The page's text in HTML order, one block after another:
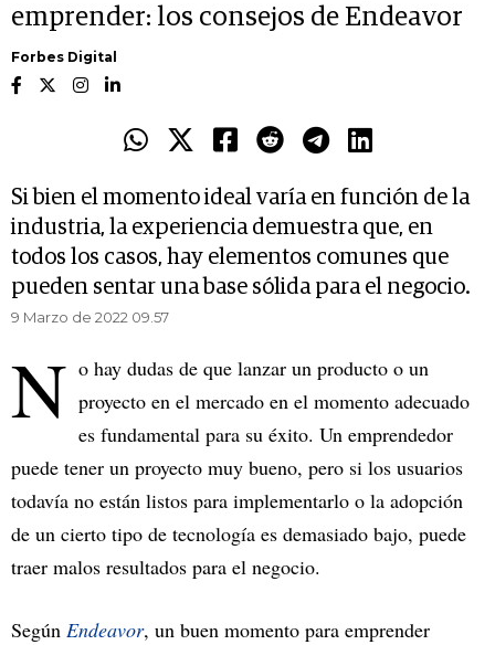
emprender: los consejos de Endeavor
Forbes Digital
Si bien el momento ideal varía en función de la
industria, la experiencia demuestra que, en
todos los casos, hay elementos comunes que
pueden sentar una base sólida para el negocio.
9 Marzo de 2022 09.57
N o hay dudas de que lanzar un producto o un
proyecto en el mercado en el momento adecuado
es fundamental para su éxito. Un emprendedor
puede tener un proyecto muy bueno, pero si los usuarios
todavía no están listos para implementarlo o la adopción
de un cierto tipo de tecnología es demasiado bajo, puede
traer malos resultados para el negocio.
Según Endeavor, un buen momento para emprender